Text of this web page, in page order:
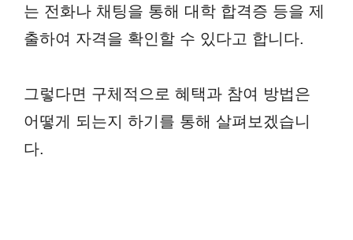
는 전화나 채팅을 통해 대학 합격증 등을 제
출하여 자격을 확인할 수 있다고 합니다.
그렇다면 구체적으로 혜택과 참여 방법은
어떻게 되는지 하기를 통해 살펴보겠습니
다.